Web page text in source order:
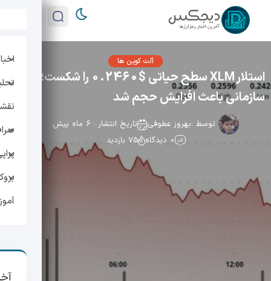
آلت کوین ها
استلار XLM سطح حیاتی $0.2460 را شکست؛ تجمع
سازمانی باعث افزایش حجم شد
توسط :بهروز عطوفی
تاریخ انتشار : 6 ماه پیش
0 دیدگاه
75 بازدید